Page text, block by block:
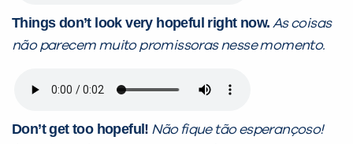
Things don’t look very hopeful right now. As coisas
não parecem muito promissoras nesse momento.
Don’t get too hopeful! Não fique tão esperançoso!